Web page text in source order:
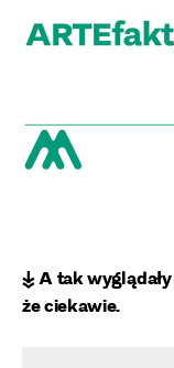
↡ A tak
że ciekawie.